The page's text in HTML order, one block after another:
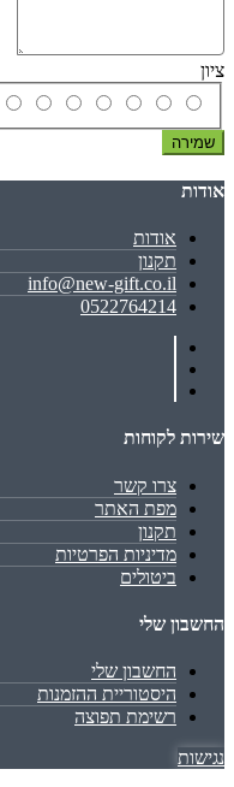
ציון
שמירה
אודות
אודות
תקנון
info@new-gift.co.il
0522764214
שירות לקוחות
צרו קשר
מפת האתר
תקנון
מדיניות הפרטיות
ביטולים
החשבון שלי
החשבון שלי
היסטוריית ההזמנות
רשימת תפוצה
נגישות